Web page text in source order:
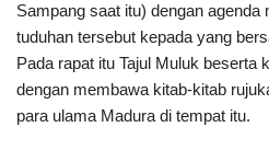
Sampang saat itu) dengan agenda
tuduhan tersebut kepada yang
Pada rapat itu Tajul Muluk beserta
dengan membawa kitab-kitab
para ulama Madura di tempat itu.